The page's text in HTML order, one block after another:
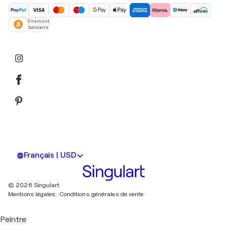
Virement
bancaire
Français | USD
© 2026 Singulart
Mentions légales. Conditions générales de vente
Peintre